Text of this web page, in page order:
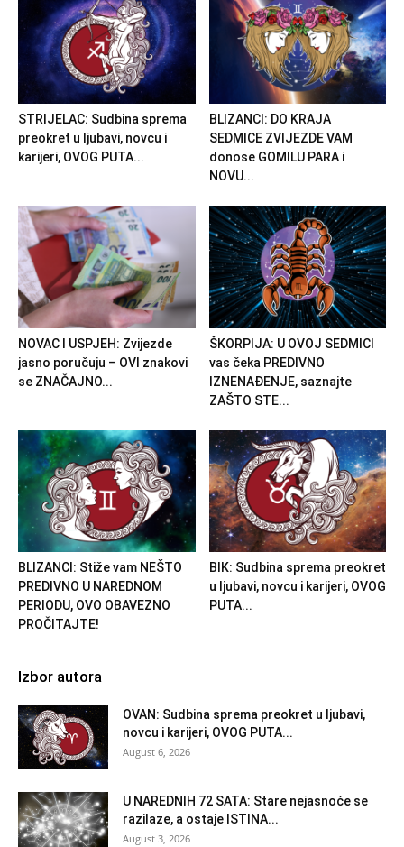
STRIJELAC: Sudbina sprema
preokret u ljubavi, novcu i
karijeri, OVOG PUTA...
BLIZANCI: DO KRAJA
SEDMICE ZVIJEZDE VAM
donose GOMILU PARA i
NOVU...
NOVAC I USPJEH: Zvijezde
jasno poručuju – OVI znakovi
se ZNAČAJNO...
ŠKORPIJA: U OVOJ SEDMICI
vas čeka PREDIVNO
IZNENAĐENJE, saznajte
ZAŠTO STE...
BLIZANCI: Stiže vam NEŠTO
PREDIVNO U NAREDNOM
PERIODU, OVO OBAVEZNO
PROČITAJTE!
BIK: Sudbina sprema preokret
u ljubavi, novcu i karijeri, OVOG
PUTA...
Izbor autora
OVAN: Sudbina sprema preokret u ljubavi,
novcu i karijeri, OVOG PUTA...
August 6, 2026
U NAREDNIH 72 SATA: Stare nejasnoće se
razilaze, a ostaje ISTINA...
August 3, 2026